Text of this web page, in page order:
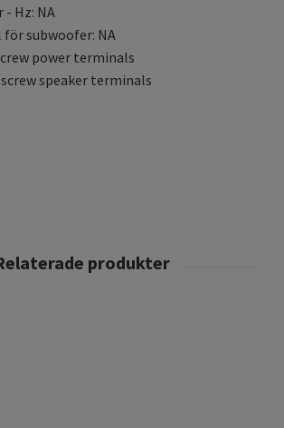
Hz: NA
subwoofer: NA
power terminals
speaker terminals